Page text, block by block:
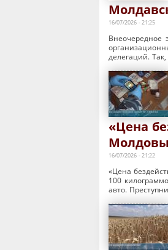
16/07/2026 - 21:25
Внеочередное
делегаций.
«Цена
Молдовы
16/07/2026 - 21:22
«Цена
100
авто.